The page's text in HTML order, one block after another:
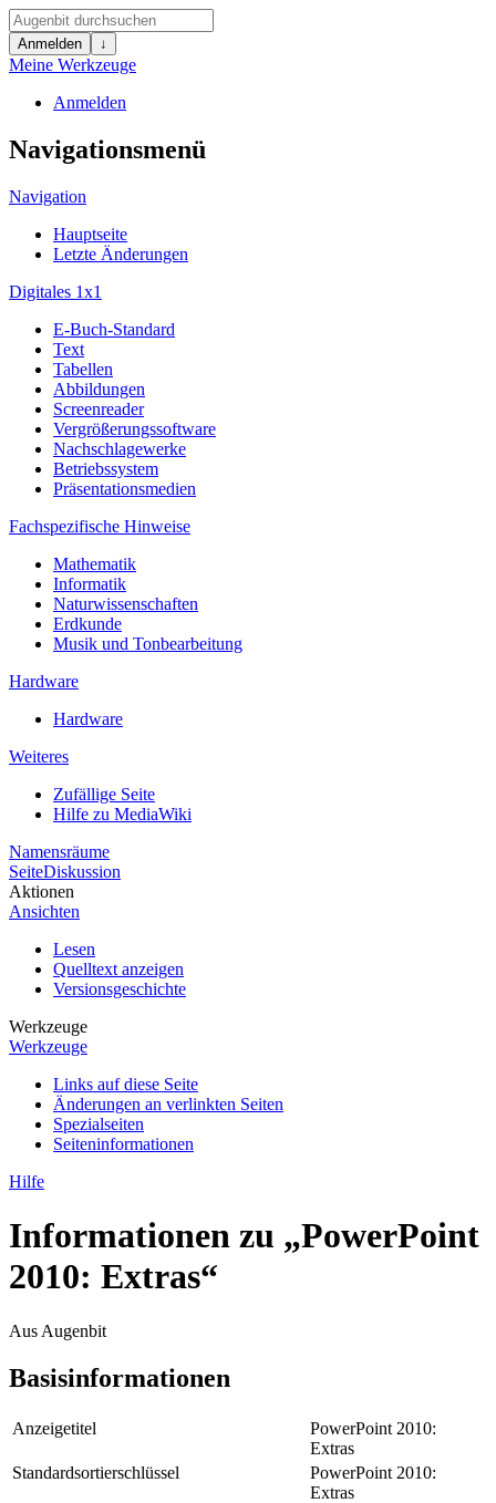
Anmelden ↓
Meine Werkzeuge
Anmelden
Navigationsmenü
Navigation
Hauptseite
Letzte Änderungen
Digitales 1x1
E-Buch-Standard
Text
Tabellen
Abbildungen
Screenreader
Vergrößerungssoftware
Nachschlagewerke
Betriebssystem
Präsentationsmedien
Fachspezifische Hinweise
Mathematik
Informatik
Naturwissenschaften
Erdkunde
Musik und Tonbearbeitung
Hardware
Hardware
Weiteres
Zufällige Seite
Hilfe zu MediaWiki
Namensräume
SeiteDiskussion
Aktionen
Ansichten
Lesen
Quelltext anzeigen
Versionsgeschichte
Werkzeuge
Werkzeuge
Links auf diese Seite
Änderungen an verlinkten Seiten
Spezialseiten
Seiten­­informationen
Hilfe
Informationen zu „PowerPoint
2010: Extras“
Aus Augenbit
Basisinformationen
Anzeigetitel
PowerPoint 2010:
Extras
Standardsortierschlüssel
PowerPoint 2010:
Extras